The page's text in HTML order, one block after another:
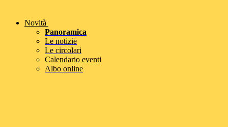
Novità
Panoramica
Le notizie
Le circolari
Calendario eventi
Albo online